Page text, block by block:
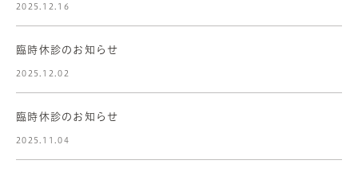
2025.12.16
臨時休診のお知らせ
2025.12.02
臨時休診のお知らせ
2025.11.04